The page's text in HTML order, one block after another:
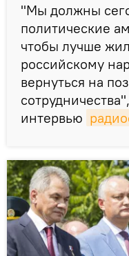
"Мы должны
политические
чтобы лучше
российскому
вернуться на
интервью